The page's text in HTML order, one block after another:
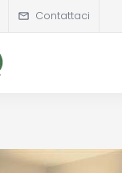
Contattaci